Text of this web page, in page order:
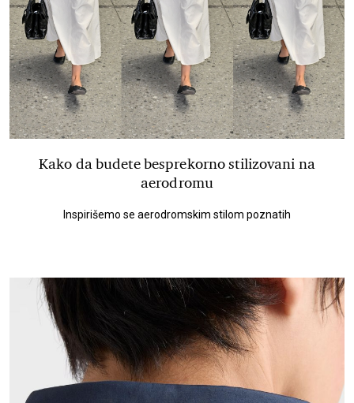
Kako da budete besprekorno stilizovani na
aerodromu
Inspirišemo se aerodromskim stilom poznatih